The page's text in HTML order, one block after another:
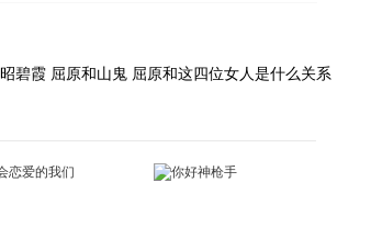
碧霞 屈原和山鬼 屈原和这四位女人是什么关系